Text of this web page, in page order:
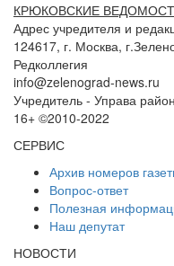
КРЮКОВСКИЕ
Адрес учредителя и
124617, г. Москва,
Редколлегия
info@zelenograd-news.ru
Учредитель - Управа
16+ ©2010-2022
СЕРВИС
Архив номеров
Вопрос-ответ
Полезная
Наш депутат
НОВОСТИ